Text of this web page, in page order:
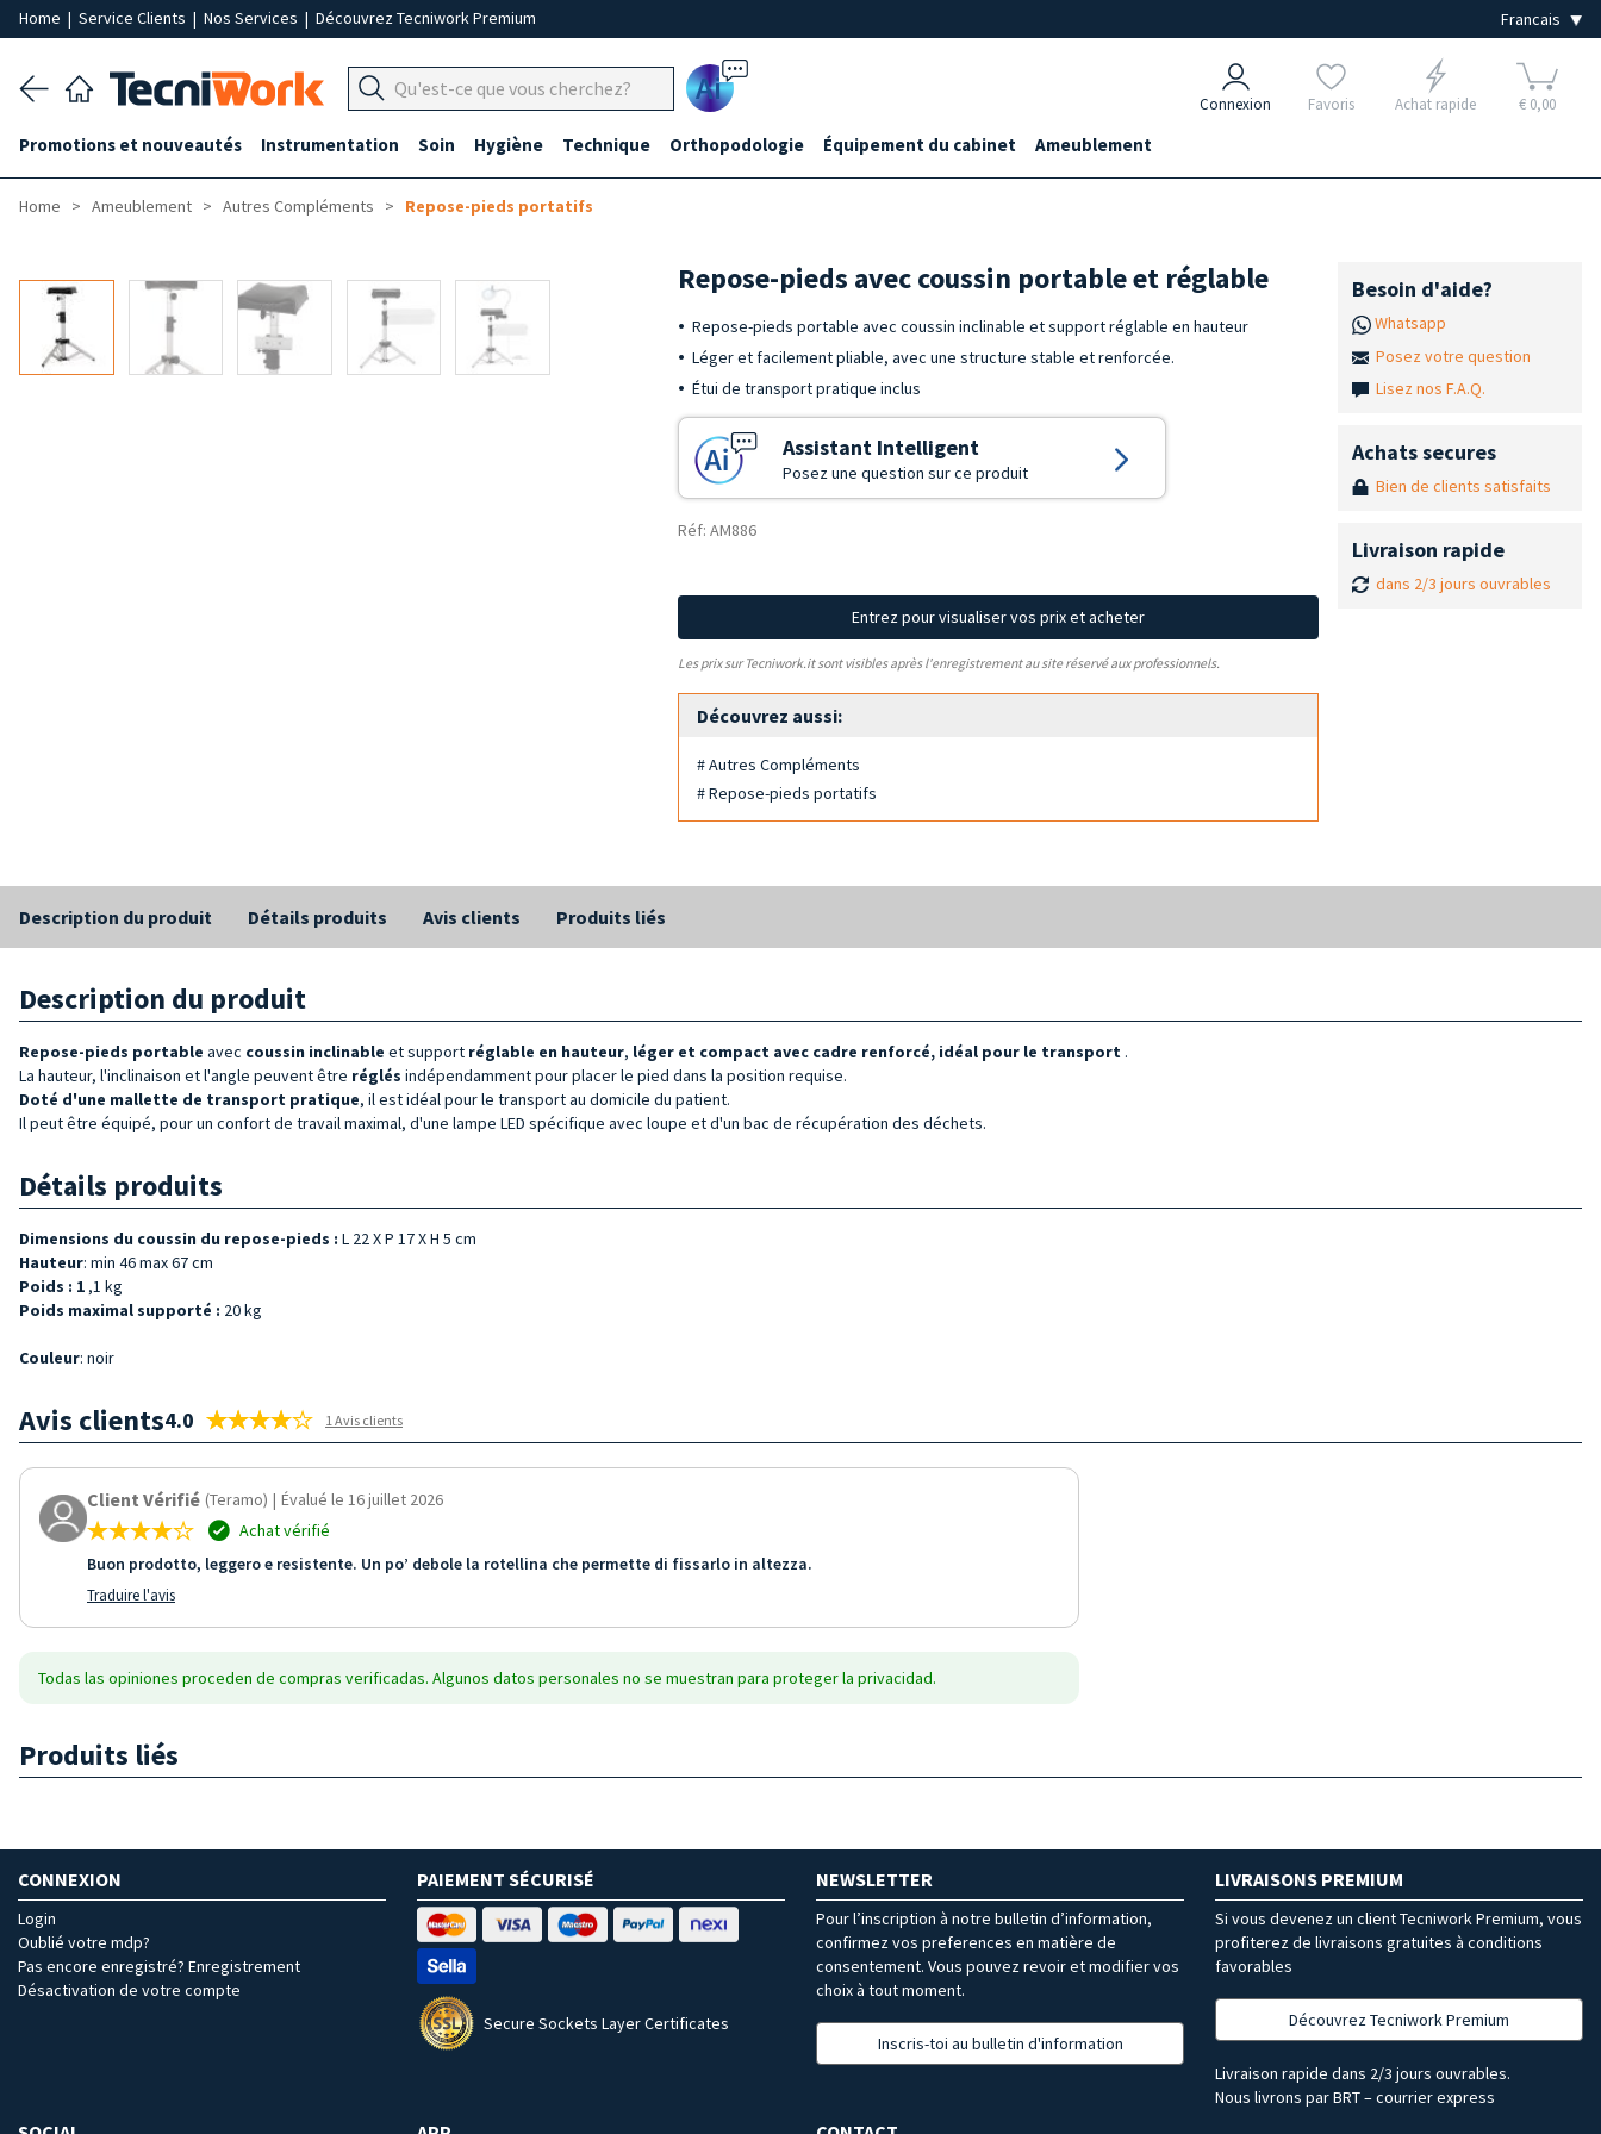
Home | Service Clients | Nos Services | Découvrez Tecniwork Premium
Ai Connexion Favoris Achat rapide € 0,00
Promotions et nouveautés Instrumentation Soin Hygiène Technique Orthopodologie Équipement du cabinet Ameublement
Home Ameublement Autres Compléments Repose-pieds portatifs
Repose-pieds avec coussin portable et réglable
Repose-pieds portable avec coussin inclinable et support réglable en hauteur
Léger et facilement pliable, avec une structure stable et renforcée.
Étui de transport pratique inclus
Assistant Intelligent
Posez une question sur ce produit
Réf: AM886
Entrez pour visualiser vos prix et acheter
Les prix sur Tecniwork.it sont visibles après l'enregistrement au site réservé aux professionnels.
Découvrez aussi:
# Autres Compléments
# Repose-pieds portatifs
Besoin d'aide?
Whatsapp
Posez votre question
Lisez nos F.A.Q.
Achats secures
Bien de clients satisfaits
Livraison rapide
dans 2/3 jours ouvrables
Description du produit Détails produits Avis clients Produits liés
Description du produit
Repose-pieds portable avec coussin inclinable et support réglable en hauteur, léger et compact avec cadre renforcé, idéal pour le transport .
La hauteur, l'inclinaison et l'angle peuvent être réglés indépendamment pour placer le pied dans la position requise.
Doté d'une mallette de transport pratique, il est idéal pour le transport au domicile du patient.
Il peut être équipé, pour un confort de travail maximal, d'une lampe LED spécifique avec loupe et d'un bac de récupération des déchets.
Détails produits
Dimensions du coussin du repose-pieds : L 22 X P 17 X H 5 cm
Hauteur: min 46 max 67 cm
Poids : 1 ,1 kg
Poids maximal supporté : 20 kg
Couleur: noir
Avis clients4.0 1 Avis clients
Client Vérifié (Teramo) | Évalué le 16 juillet 2026
Achat vérifié
Buon prodotto, leggero e resistente. Un po’ debole la rotellina che permette di fissarlo in altezza.
Traduire l'avis
Todas las opiniones proceden de compras verificadas. Algunos datos personales no se muestran para proteger la privacidad.
Produits liés
CONNEXION
Login
Oublié votre mdp?
Pas encore enregistré? Enregistrement
Désactivation de votre compte
PAIEMENT SÉCURISÉ
Secure Sockets Layer Certificates
NEWSLETTER
Pour l’inscription à notre bulletin d’information,
confirmez vos preferences en matière de
consentement. Vous pouvez revoir et modifier vos
choix à tout moment.
Inscris-toi au bulletin d'information
LIVRAISONS PREMIUM
Si vous devenez un client Tecniwork Premium, vous
profiterez de livraisons gratuites à conditions
favorables
Découvrez Tecniwork Premium
Livraison rapide dans 2/3 jours ouvrables.
Nous livrons par BRT – courrier express